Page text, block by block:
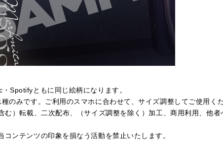
Spotifyともに同じ絵柄になります。
のみです。ご利用のスマホに合わせて、サイズ調整してご使用くだ
む）転載、二次配布、（サイズ調整を除く）加工、商用利用、他者
ンテンツの印象を損なう活動を禁止いたします。